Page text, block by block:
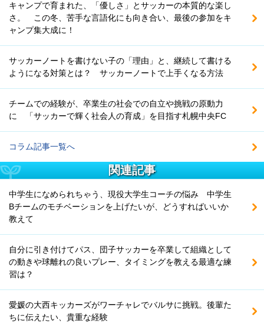
キャンプで育まれた、「優しさ」とサッカーの本質的な楽し
さ。 この冬、苦手な言語化にも向き合い、最後の参加をキ
ャンプ集大成に！
サッカーノートを書けない子の「理由」と、継続して書ける
ようになる対策とは？ サッカーノートで上手くなる方法
チームでの経験が、卒業生の社会での自立や挑戦の原動力
に 「サッカーで輝く社会人の育成」を目指す札幌中央FC
コラム記事一覧へ
関連記事
中学生になめられちゃう、現役大学生コーチの悩み 中学生
Bチームのモチベーションを上げたいが、どうすればいいか
教えて
自分に引き付けてパス、団子サッカーを卒業して組織として
の動きや球離れの良いプレー、タイミングを教える最適な練
習は？
愛媛の大西キッカーズがワーチャレでバルサに挑戦。後輩た
ちに伝えたい、貴重な経験